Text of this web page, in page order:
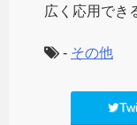
広く応用でき
- その他